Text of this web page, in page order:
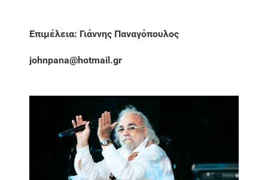
Επιμέλεια: Γιάννης Παναγόπουλος
johnpana@hotmail.gr